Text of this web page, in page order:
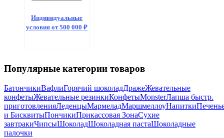
Индивидуальные
условия от 500 000 ₽
Популярные категории товаров
БатончикиВафлиГорячий шоколадДражеЖевательные
конфетыЖевательные резинкиКонфетыMonsterЛапша быстр.
приготовленияЛеденцыМармеладМаршмеллоуНапитки
и БисквитыПончикиПрикассовая ЗонаСухие
завтракиЧипсыШоколадШоколадная пастаШоколадные
палочки